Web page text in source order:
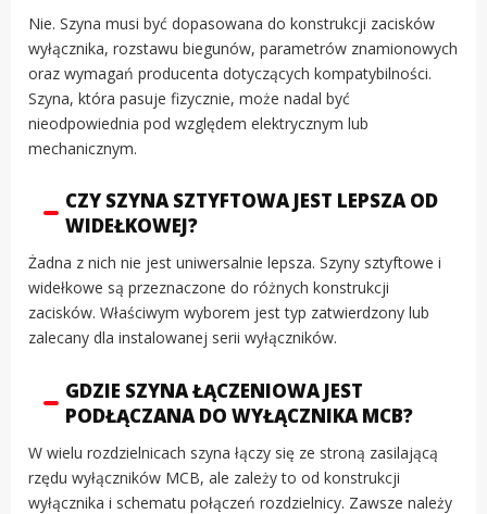
Nie. Szyna musi być dopasowana do konstrukcji zacisków
wyłącznika, rozstawu biegunów, parametrów znamionowych
oraz wymagań producenta dotyczących kompatybilności.
Szyna, która pasuje fizycznie, może nadal być
nieodpowiednia pod względem elektrycznym lub
mechanicznym.
CZY SZYNA SZTYFTOWA JEST LEPSZA OD
WIDEŁKOWEJ?
Żadna z nich nie jest uniwersalnie lepsza. Szyny sztyftowe i
widełkowe są przeznaczone do różnych konstrukcji
zacisków. Właściwym wyborem jest typ zatwierdzony lub
zalecany dla instalowanej serii wyłączników.
GDZIE SZYNA ŁĄCZENIOWA JEST
PODŁĄCZANA DO WYŁĄCZNIKA MCB?
W wielu rozdzielnicach szyna łączy się ze stroną zasilającą
rzędu wyłączników MCB, ale zależy to od konstrukcji
wyłącznika i schematu połączeń rozdzielnicy. Zawsze należy